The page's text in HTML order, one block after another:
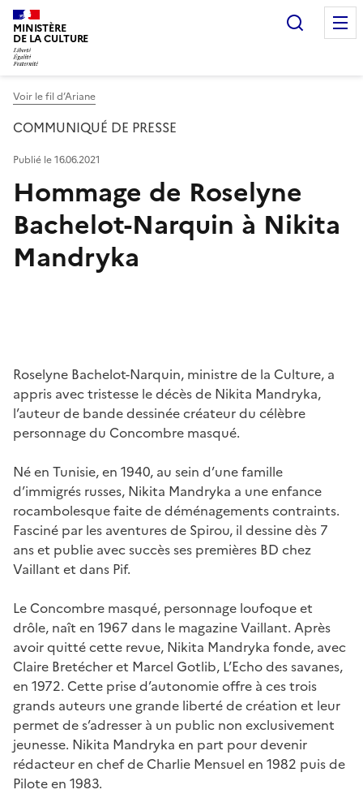
MINISTÈRE
DE LA CULTURE
Voir le fil d’Ariane
COMMUNIQUÉ DE PRESSE
Hommage de Roselyne
Bachelot-Narquin à Nikita
Mandryka
Publié le 16.06.2021
Roselyne Bachelot-Narquin, ministre de la Culture, a
appris avec tristesse le décès de Nikita Mandryka,
l’auteur de bande dessinée créateur du célèbre
personnage du Concombre masqué.
Né en Tunisie, en 1940, au sein d’une famille
d’immigrés russes, Nikita Mandryka a une enfance
rocambolesque faite de déménagements contraints.
Fasciné par les aventures de Spirou, il dessine dès 7
ans et publie avec succès ses premières BD chez
Vaillant et dans Pif.
Le Concombre masqué, personnage loufoque et
drôle, naît en 1967 dans le magazine Vaillant. Après
avoir quitté cette revue, Nikita Mandryka fonde, avec
Claire Bretécher et Marcel Gotlib, L’Echo des savanes,
en 1972. Cette prise d’autonomie offre à ces trois
grands auteurs une grande liberté de création et leur
permet de s’adresser à un public non exclusivement
jeunesse. Nikita Mandryka en part pour devenir
rédacteur en chef de Charlie Mensuel en 1982 puis de
Pilote en 1983.